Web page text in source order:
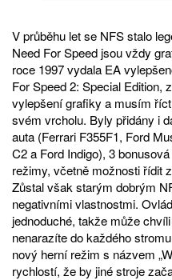
V průběhu let se NFS stalo
Need For Speed jsou vždy
roce 1997 vydala EA
For Speed 2: Special Edition,
vylepšení grafiky a musím
svém vrcholu. Byly přidány i
auta (Ferrari F355F1, Ford
C2 a Ford Indigo), 3
režimy, včetně možnosti řídit
Zůstal však starým dobrým
negativními vlastnostmi.
jednoduché, takže může
nenarazíte do každého
nový herní režim s názvem
rychlostí, že by jiné stroje